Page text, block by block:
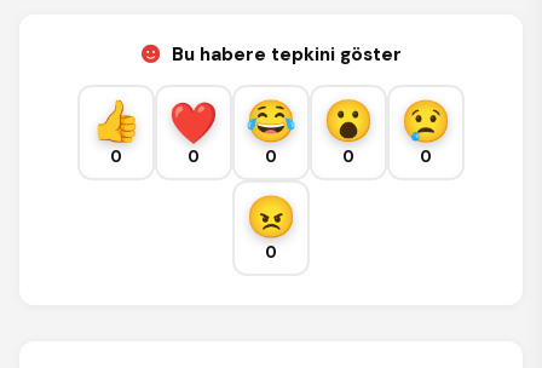
Bu habere tepkini göster
0 0 0 0 0
0